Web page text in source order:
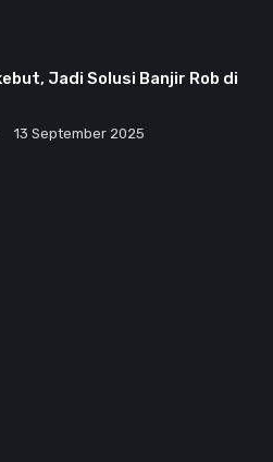
Jadi Solusi Banjir Rob di
13 September 2025